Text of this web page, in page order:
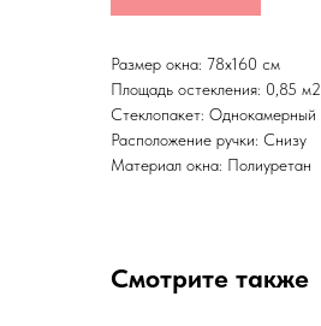
Размер окна: 78x160 см
Площадь остекления: 0,85 м2
Стеклопакет: Однокамерный
Расположение ручки: Снизу
Материал окна: Полиуретан
Смотрите также